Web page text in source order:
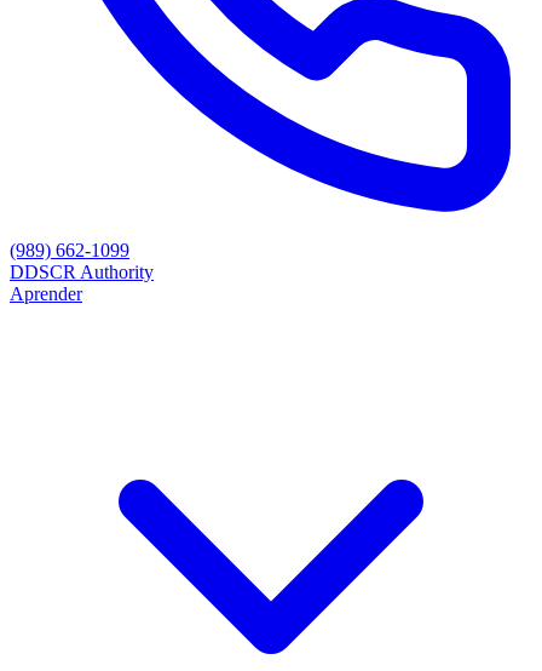
(989) 662-1099
DDSCR Authority
Aprender